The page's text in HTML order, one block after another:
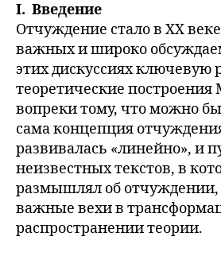
I. Введение
Отчуждение стало в XX
важных и широко
этих дискуссиях ключевую
теоретические построения
вопреки тому, что можно
сама концепция
развивалась «линейно», и
неизвестных текстов, в
размышлял об отчуждении,
важные вехи в
распространении теории.